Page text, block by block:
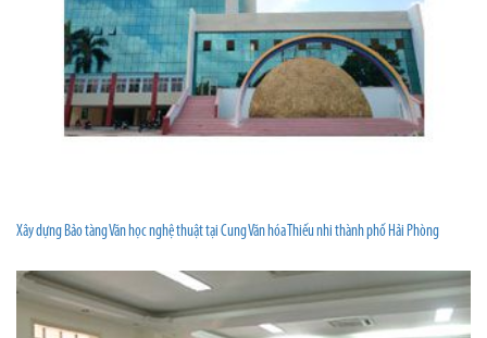
Xây dựng Bảo tàng Văn học nghệ thuật tại Cung Văn hóa Thiếu nhi thành phố Hải Phòng